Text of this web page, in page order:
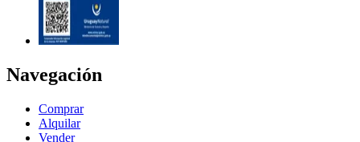
Navegación
Comprar
Alquilar
Vender